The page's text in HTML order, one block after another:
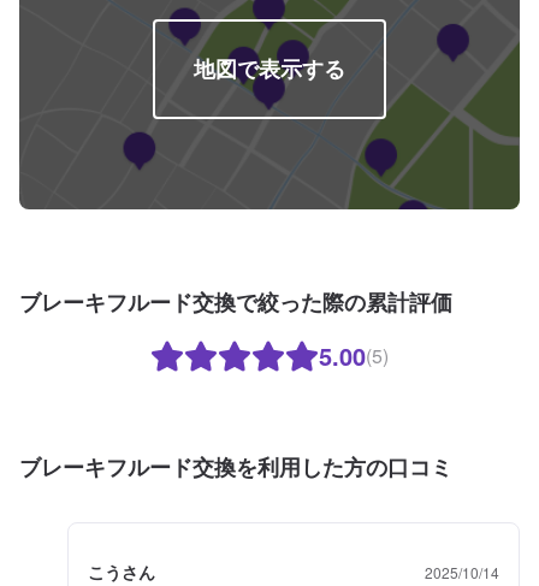
地図で表示する
ブレーキフルード交換で絞った際の累計評価
5.00(5)
ブレーキフルード交換を利用した方の口コミ
こうさん 2025/10/14